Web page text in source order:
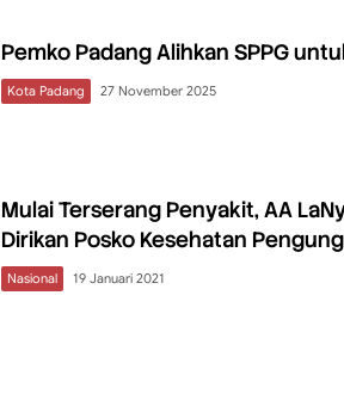
Pemko Padang Alihkan SPPG
Kota Padang 27 November 2025
Mulai Terserang Penyakit, AA
Dirikan Posko Kesehatan
Nasional 19 Januari 2021